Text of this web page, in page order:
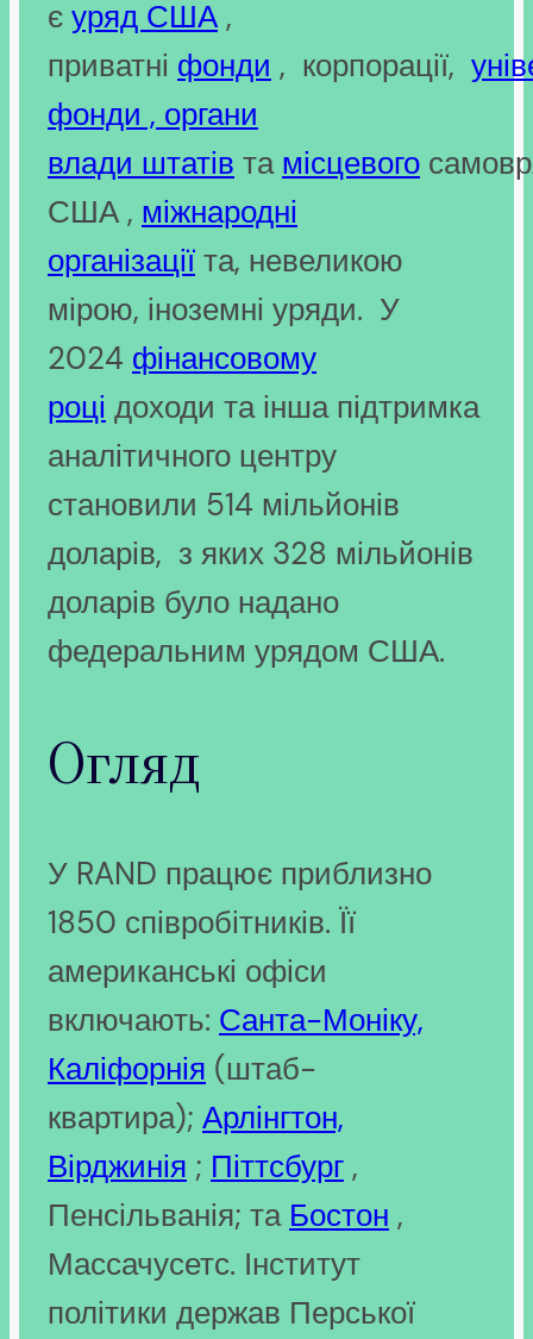
є уряд США,
приватні фонди , корпорації,
фонди , органи
влади штатів та місцевого
США , міжнародні
організації та, невеликою
мірою, іноземні уряди. У
2024 фінансовому
році доходи та інша підтримка
аналітичного центру
становили 514 мільйонів
доларів, з яких 328 мільйонів
доларів було надано
федеральним урядом США.
Огляд
У RAND працює приблизно
1850 співробітників. Її
американські офіси
включають: Санта-Моніку,
Каліфорнія (штаб-
квартира); Арлінгтон,
Вірджинія ; Піттсбург ,
Пенсільванія; та Бостон ,
Массачусетс. Інститут
політики держав Перської